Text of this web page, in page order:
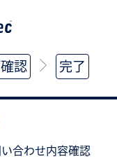
認 完了
合わせ内容確認